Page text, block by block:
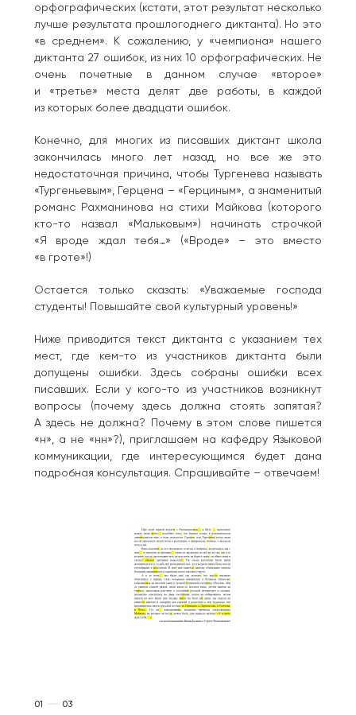
орфографических (кстати, этот результат несколько
лучше результата прошлогоднего диктанта). Но это
«в среднем». К сожалению, у «чемпиона» нашего
диктанта 27 ошибок, из них 10 орфографических. Не
очень почетные в данном случае «второе»
и «третье» места делят две работы, в каждой
из которых более двадцати ошибок.
Конечно, для многих из писавших диктант школа
закончилась много лет назад, но все же это
недостаточная причина, чтобы Тургенева называть
«Тургеньевым», Герцена – «Герциным», а знаменитый
романс Рахманинова на стихи Майкова (которого
кто-то назвал «Мальковым») начинать строчкой
«Я вроде ждал тебя…» («Вроде» – это вместо
«в гроте»!)
Остается только сказать: «Уважаемые господа
студенты! Повышайте свой культурный уровень!»
Ниже приводится текст диктанта с указанием тех
мест, где кем-то из участников диктанта были
допущены ошибки. Здесь собраны ошибки всех
писавших. Если у кого-то из участников возникнут
вопросы (почему здесь должна стоять запятая?
А здесь не должна? Почему в этом слове пишется
«н», а не «нн»?), приглашаем на кафедру Языковой
коммуникации, где интересующимся будет дана
подробная консультация. Спрашивайте – отвечаем!
01 03